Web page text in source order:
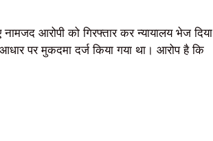
आरोपी को गिरफ्तार कर न्यायालय भेज दिया
पर मुकदमा दर्ज किया गया था। आरोप है कि